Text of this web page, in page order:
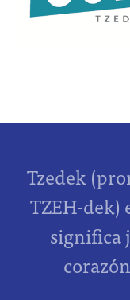
Tzedek
TZEH-dek)
significa